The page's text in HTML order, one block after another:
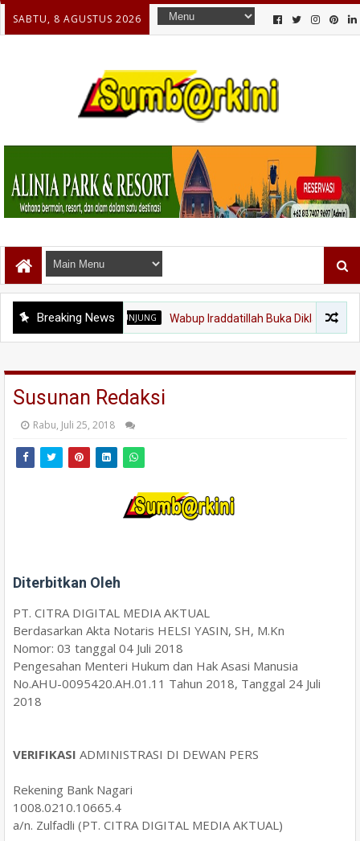
SABTU, 8 AGUSTUS 2026
Breaking News
SIJUNJUNG Wabup Iraddatillah Buka Diklat Paskibraka
Susunan Redaksi
Rabu, Juli 25, 2018
Diterbitkan Oleh
PT. CITRA DIGITAL MEDIA AKTUAL
Berdasarkan Akta Notaris HELSI YASIN, SH, M.Kn
Nomor: 03 tanggal 04 Juli 2018
Pengesahan Menteri Hukum dan Hak Asasi Manusia
No.AHU-0095420.AH.01.11 Tahun 2018, Tanggal 24 Juli
2018
VERIFIKASI ADMINISTRASI DI DEWAN PERS
Rekening Bank Nagari
1008.0210.10665.4
a/n. Zulfadli (PT. CITRA DIGITAL MEDIA AKTUAL)